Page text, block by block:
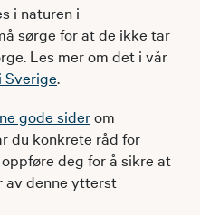
i naturen i
sørge for at de ikke tar
Les mer om det i vår
.
gode siderom
du konkrete råd for
deg for å sikre at
denne ytterst